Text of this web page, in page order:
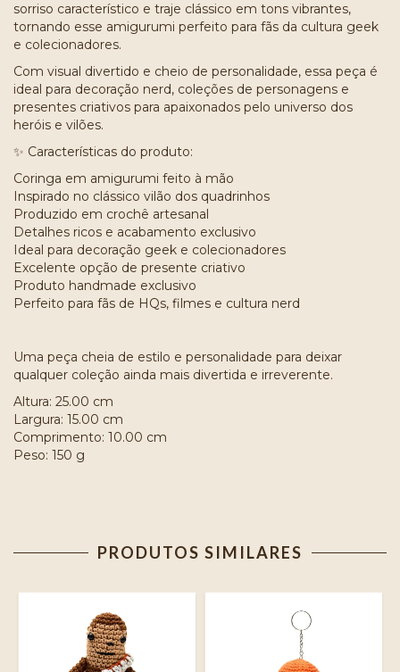
sorriso característico e traje clássico em tons vibrantes,
tornando esse amigurumi perfeito para fãs da cultura geek
e colecionadores.
Com visual divertido e cheio de personalidade, essa peça é
ideal para decoração nerd, coleções de personagens e
presentes criativos para apaixonados pelo universo dos
heróis e vilões.
✨ Características do produto:
Coringa em amigurumi feito à mão
Inspirado no clássico vilão dos quadrinhos
Produzido em crochê artesanal
Detalhes ricos e acabamento exclusivo
Ideal para decoração geek e colecionadores
Excelente opção de presente criativo
Produto handmade exclusivo
Perfeito para fãs de HQs, filmes e cultura nerd
Uma peça cheia de estilo e personalidade para deixar
qualquer coleção ainda mais divertida e irreverente.
Altura: 25.00 cm
Largura: 15.00 cm
Comprimento: 10.00 cm
Peso: 150 g
PRODUTOS SIMILARES